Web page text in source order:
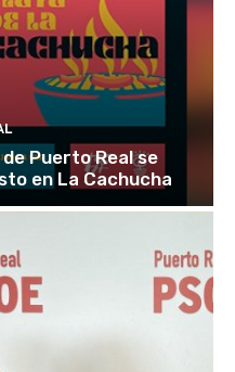
Puerto Real se
en La Cachucha